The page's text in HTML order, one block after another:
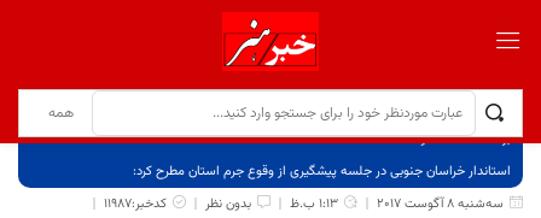
برگ نخست
نوشته‌ها
استاندار خراسان جنوبی در جلسه پیشگیری از وقوع جرم استان مطرح کرد:
سه‌شنبه 8 آگوست 2017
1:13 ب.ظ بدون نظر
کدخبر:11987